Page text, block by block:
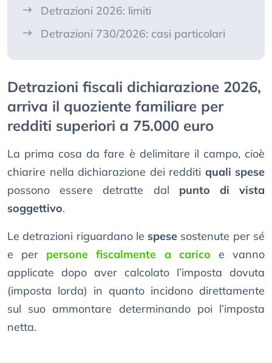
Detrazioni 2026: limiti
Detrazioni 730/2026: casi particolari
Detrazioni fiscali dichiarazione 2026,
arriva il quoziente familiare per
redditi superiori a 75.000 euro
La prima cosa da fare è delimitare il campo, cioè
chiarire nella dichiarazione dei redditi quali spese
possono essere detratte dal punto di vista
soggettivo.
Le detrazioni riguardano le spese sostenute per sé
e per persone fiscalmente a carico e vanno
applicate dopo aver calcolato l’imposta dovuta
(imposta lorda) in quanto incidono direttamente
sul suo ammontare determinando poi l’imposta
netta.